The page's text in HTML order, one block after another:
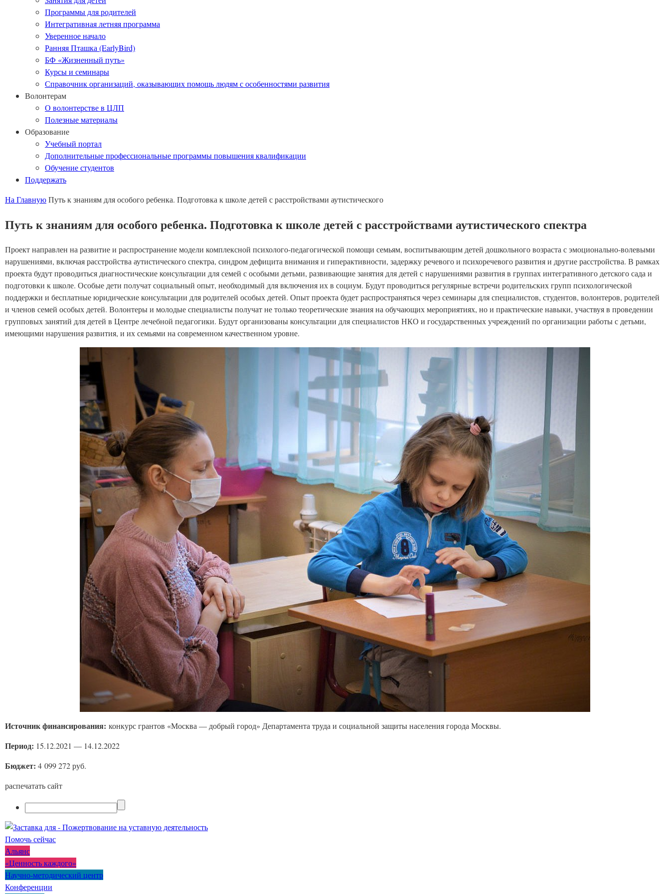
Программы для родителей
Интегративная летняя программа
Уверенное начало
Ранняя Пташка (EarlyBird)
БФ «Жизненный путь»
Курсы и семинары
Справочник организаций, оказывающих помощь людям с особенностями развития
Волонтерам
О волонтерстве в ЦЛП
Полезные материалы
Образование
Учебный портал
Дополнительные профессиональные программы повышения квалификации
Обучение студентов
Поддержать
На ГлавнуюПуть к знаниям для особого ребенка. Подготовка к школе детей с расстройствами аутистического
Путь к знаниям для особого ребенка. Подготовка к школе детей с расстройствами аутистического спектра
Проект направлен на развитие и распространение модели комплексной психолого-педагогической помощи семьям, воспитывающим детей дошкольного возраста с эмоционально-волевыми
нарушениями, включая расстройства аутистического спектра, синдром дефицита внимания и гиперактивности, задержку речевого и психоречевого развития и другие расстройства. В рамках
проекта будут проводиться диагностические консультации для семей с особыми детьми, развивающие занятия для детей с нарушениями развития в группах интегративного детского сада и
подготовки к школе. Особые дети получат социальный опыт, необходимый для включения их в социум. Будут проводиться регулярные встречи родительских групп психологической
поддержки и бесплатные юридические консультации для родителей особых детей. Опыт проекта будет распространяться через семинары для специалистов, студентов, волонтеров, родителей
и членов семей особых детей. Волонтеры и молодые специалисты получат не только теоретические знания на обучающих мероприятиях, но и практические навыки, участвуя в проведении
групповых занятий для детей в Центре лечебной педагогики. Будут организованы консультации для специалистов НКО и государственных учреждений по организации работы с детьми,
имеющими нарушения развития, и их семьями на современном качественном уровне.
Источник финансирования: конкурс грантов «Москва — добрый город» Департамента труда и социальной защиты населения города Москвы.
Период: 15.12.2021 — 14.12.2022
Бюджет: 4 099 272 руб.
распечатать сайт
Помочь сейчас
Альянс
«Ценность каждого»
Научно-методический центр
Конференции